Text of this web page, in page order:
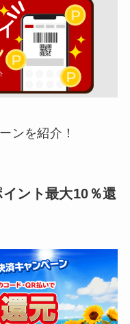
ンを紹介！
ント最大10％還